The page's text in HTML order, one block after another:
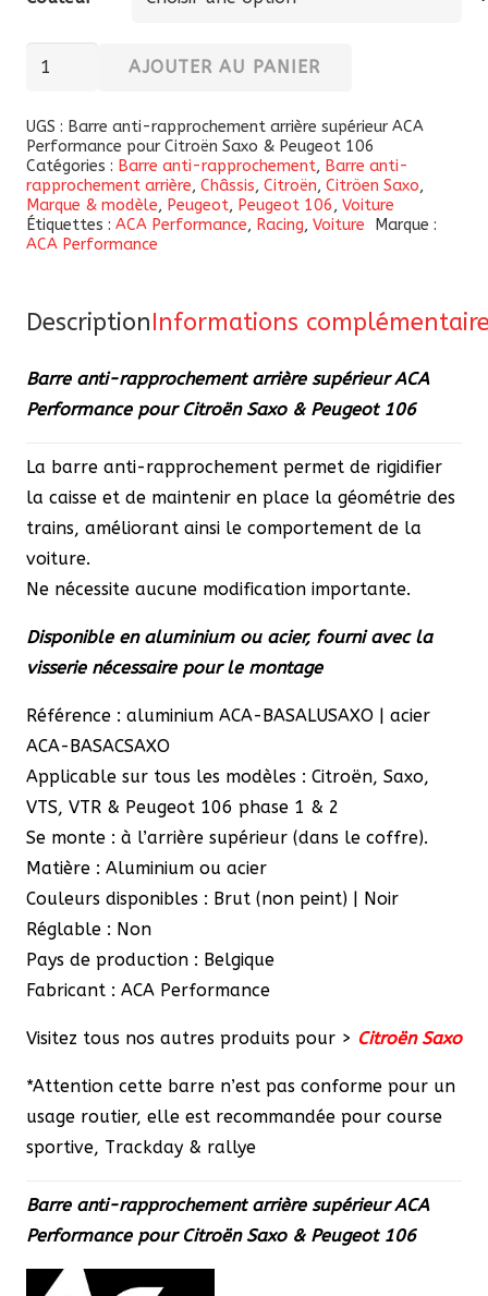
quantité
Barre
anti-
rapprochement
arrière
supérieur
pour
Saxo
AJOUTER AU PANIER
UGS : Barre anti-rapprochement arrière supérieur ACA
Performance pour Citroën Saxo & Peugeot 106
Catégories : Barre anti-rapprochement, Barre anti-
rapprochement arrière, Châssis, Citroën, Citröen Saxo,
Marque & modèle, Peugeot, Peugeot 106, Voiture
Étiquettes : ACA Performance, Racing, Voiture
Marque :
ACA Performance
DescriptionInformations
Barre anti-rapprochement arrière supérieur ACA
Performance pour Citroën Saxo & Peugeot 106
La barre anti-rapprochement permet de rigidifier
la caisse et de maintenir en place la géométrie des
trains, améliorant ainsi le comportement de la
voiture.
Ne nécessite aucune modification importante.
Disponible en aluminium ou acier, fourni avec la
visserie nécessaire pour le montage
Référence : aluminium ACA-BASALUSAXO | acier
ACA-BASACSAXO
Applicable sur tous les modèles : Citroën, Saxo,
VTS, VTR & Peugeot 106 phase 1 & 2
Se monte : à l’arrière supérieur (dans le coffre).
Matière : Aluminium ou acier
Couleurs disponibles : Brut (non peint) | Noir
Réglable : Non
Pays de production : Belgique
Fabricant : ACA Performance
Visitez tous nos autres produits pour > Citroën Saxo
*Attention cette barre n’est pas conforme pour un
usage routier, elle est recommandée pour course
sportive, Trackday & rallye
Barre anti-rapprochement arrière supérieur ACA
Performance pour Citroën Saxo & Peugeot 106